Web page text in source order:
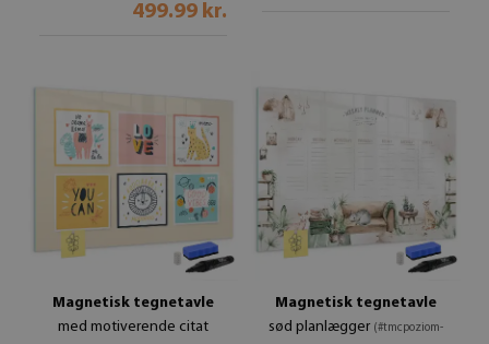
499.99 kr.
Magnetisk tegnetavle
med motiverende citat
Magnetisk tegnetavle
sød planlægger (#tmcpoziom-